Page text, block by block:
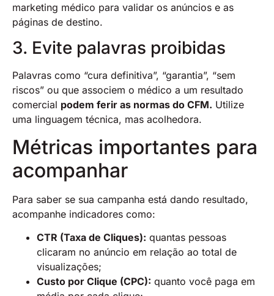
marketing médico para validar os anúncios e as
páginas de destino.
3. Evite palavras proibidas
Palavras como “cura definitiva”, “garantia”, “sem
riscos” ou que associem o médico a um resultado
comercial podem ferir as normas do CFM. Utilize
uma linguagem técnica, mas acolhedora.
Métricas importantes para
acompanhar
Para saber se sua campanha está dando resultado,
acompanhe indicadores como:
CTR (Taxa de Cliques): quantas pessoas
clicaram no anúncio em relação ao total de
visualizações;
Custo por Clique (CPC): quanto você paga em